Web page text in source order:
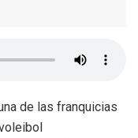
de las franquicias